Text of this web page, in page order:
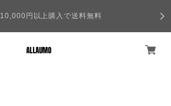
10,000円以上購入で送料無料